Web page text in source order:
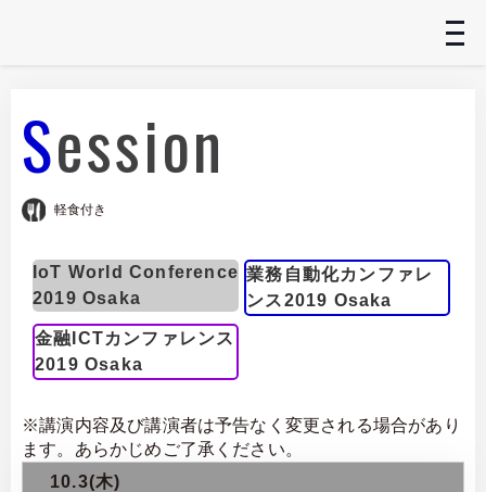
Session
軽食付き
IoT World Conference
2019 Osaka
業務自動化カンファレ
ンス2019 Osaka
金融ICTカンファレンス
2019 Osaka
※講演内容及び講演者は予告なく変更される場合があり
ます。あらかじめご了承ください。
10.3(木)